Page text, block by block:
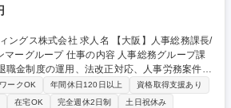
人名 【大阪】人事総務課長/
内容 人事総務グループ課
職金制度の運用、法改正対応、人事労務案件対
対応などを統括します。自社に加え、グループ
ジションです。 ■給与、賞与、退職
ークOK 年間休日120日以上
資格取得支援あり
在宅OK 完全週休2日制
土日祝休み